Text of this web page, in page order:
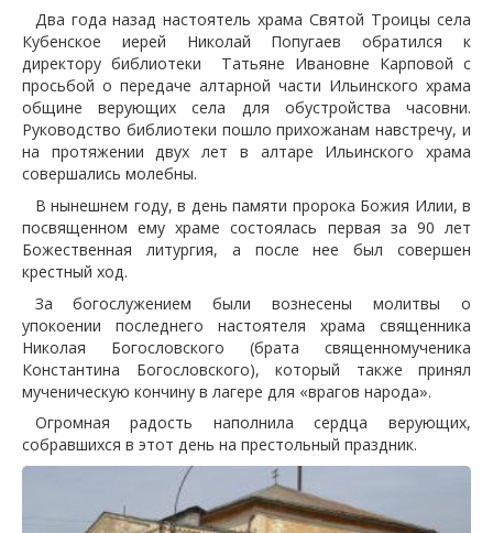
Два года назад настоятель храма Святой Троицы села
Кубенское иерей Николай Попугаев обратился к
директору библиотеки Татьяне Ивановне Карповой с
просьбой о передаче алтарной части Ильинского храма
общине верующих села для обустройства часовни.
Руководство библиотеки пошло прихожанам навстречу, и
на протяжении двух лет в алтаре Ильинского храма
совершались молебны.
В нынешнем году, в день памяти пророка Божия Илии, в
посвященном ему храме состоялась первая за 90 лет
Божественная литургия, а после нее был совершен
крестный ход.
За богослужением были вознесены молитвы о
упокоении последнего настоятеля храма священника
Николая Богословского (брата священномученика
Константина Богословского), который также принял
мученическую кончину в лагере для «врагов народа».
Огромная радость наполнила сердца верующих,
собравшихся в этот день на престольный праздник.